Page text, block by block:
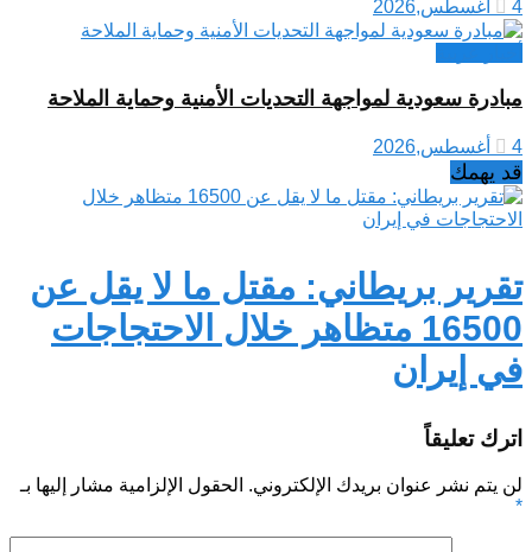
4 أغسطس,2026
مبادرة سعودية لمواجهة التحديات الأمنية وحماية الملاحة
4 أغسطس,2026
قد يهمك
تقرير بريطاني: مقتل ما لا يقل عن
16500 متظاهر خلال الاحتجاجات
في إيران
اترك تعليقاً
لن يتم نشر عنوان بريدك الإلكتروني. الحقول الإلزامية مشار إليها بـ
*